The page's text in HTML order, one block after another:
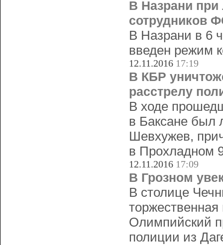
В Назрани при
сотрудников
В Назрани в 6
введен режим
12.11.2016 17:19
В КБР
расстрелу
В ходе
в Баксане был
Шевхужев,
в Прохладном
12.11.2016 17:09
В Грозном
В столице
Олимпийский
полиции из